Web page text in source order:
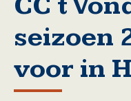
seizoen
voor in